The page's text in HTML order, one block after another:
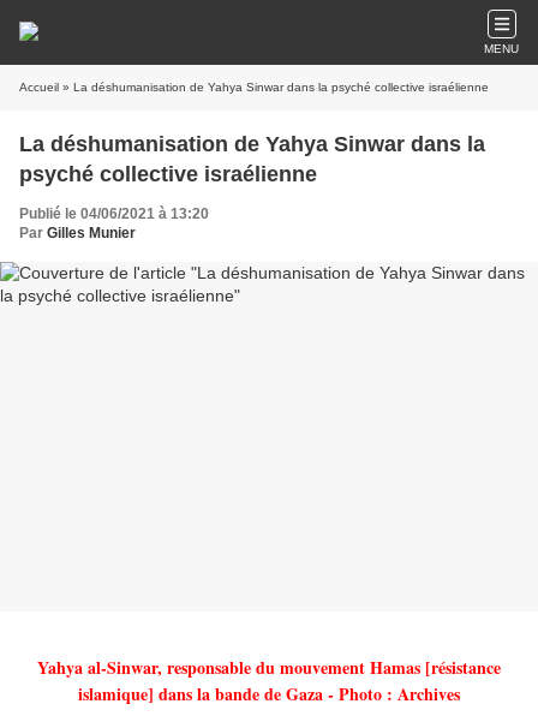
MENU
Accueil » La déshumanisation de Yahya Sinwar dans la psyché collective israélienne
La déshumanisation de Yahya Sinwar dans la
psyché collective israélienne
Publié le 04/06/2021 à 13:20
Par Gilles Munier
Yahya al-Sinwar, responsable du mouvement Hamas [résistance
islamique] dans la bande de Gaza - Photo : Archives